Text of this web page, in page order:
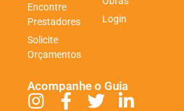
Encontre
Prestadores
Solicite
Orçamentos
Login
Acompanhe o Guia